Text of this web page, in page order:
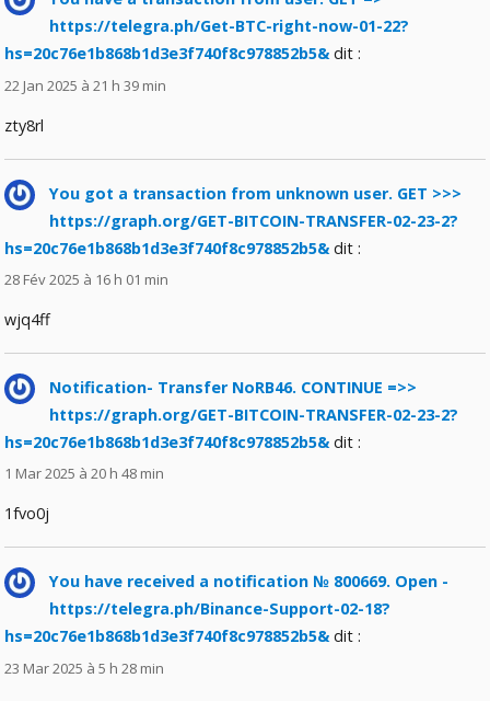
https://telegra.ph/Get-BTC-right-now-01-22?
hs=20c76e1b868b1d3e3f740f8c978852b5& dit :
22 Jan 2025 à 21 h 39 min
zty8rl
You got a transaction from unknown user. GЕТ >>>
https://graph.org/GET-BITCOIN-TRANSFER-02-23-2?
hs=20c76e1b868b1d3e3f740f8c978852b5& dit :
28 Fév 2025 à 16 h 01 min
wjq4ff
Notification- Transfer NoRB46. CONTINUE =>>
https://graph.org/GET-BITCOIN-TRANSFER-02-23-2?
hs=20c76e1b868b1d3e3f740f8c978852b5& dit :
1 Mar 2025 à 20 h 48 min
1fvo0j
You have received a notification № 800669. Open -
https://telegra.ph/Binance-Support-02-18?
hs=20c76e1b868b1d3e3f740f8c978852b5& dit :
23 Mar 2025 à 5 h 28 min